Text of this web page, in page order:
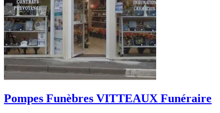
Pompes Funèbres VITTEAUX Funéraire